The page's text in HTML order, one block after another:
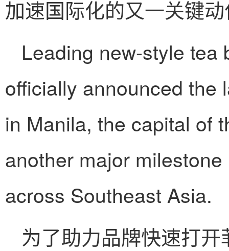
加速国际化的又一关键
Leading new-style tea
officially announced the
in Manila, the capital of
another major
across Southeast Asia.
为了助力品牌快速打